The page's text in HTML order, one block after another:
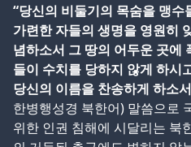
“당신의 비둘기의 목숨을 맹
가련한 자들의 생명을 영원히
념하소서 그 땅의 어두운 곳에
들이 수치를 당하지 않게 하시
당신의 이름을 찬송하게 하소
한병행성경 북한어) 말씀으로
위한 인권 침해에 시달리는 북